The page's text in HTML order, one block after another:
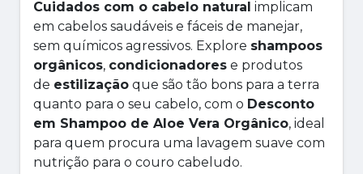
Cuidados com o cabelo natural implicam
em cabelos saudáveis e fáceis de manejar,
sem químicos agressivos. Explore shampoos
orgânicos, condicionadores e produtos
de estilização que são tão bons para a terra
quanto para o seu cabelo, com o Desconto
em Shampoo de Aloe Vera Orgânico, ideal
para quem procura uma lavagem suave com
nutrição para o couro cabeludo.